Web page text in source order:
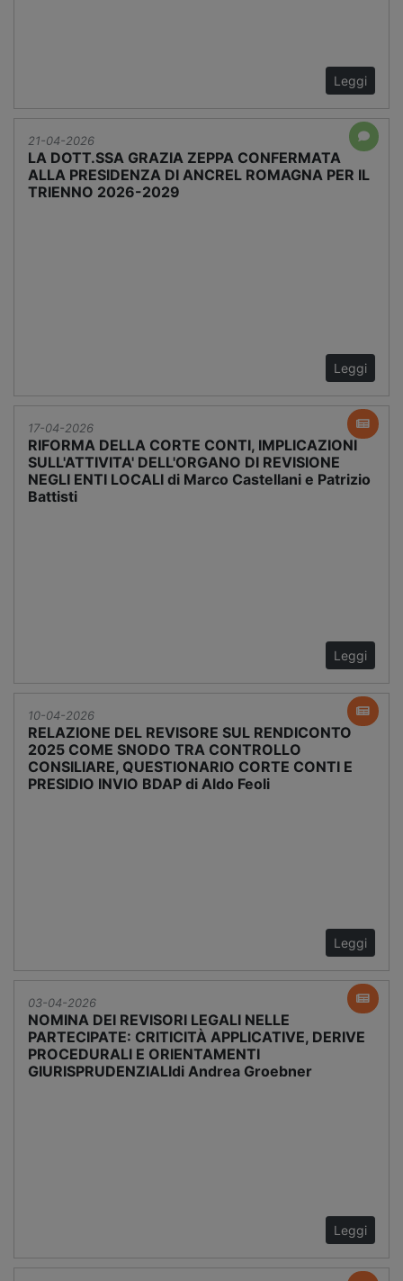
Leggi
21-04-2026
LA DOTT.SSA GRAZIA ZEPPA CONFERMATA
ALLA PRESIDENZA DI ANCREL ROMAGNA PER IL
TRIENNO 2026-2029
Leggi
17-04-2026
RIFORMA DELLA CORTE CONTI, IMPLICAZIONI
SULL'ATTIVITA' DELL'ORGANO DI REVISIONE
NEGLI ENTI LOCALI di Marco Castellani e Patrizio
Battisti
Leggi
10-04-2026
RELAZIONE DEL REVISORE SUL RENDICONTO
2025 COME SNODO TRA CONTROLLO
CONSILIARE, QUESTIONARIO CORTE CONTI E
PRESIDIO INVIO BDAP di Aldo Feoli
Leggi
03-04-2026
NOMINA DEI REVISORI LEGALI NELLE
PARTECIPATE: CRITICITÀ APPLICATIVE, DERIVE
PROCEDURALI E ORIENTAMENTI
GIURISPRUDENZIALIdi Andrea Groebner
Leggi